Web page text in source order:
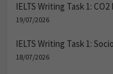
IELTS Writing Task 1:
19/07/2026
IELTS Writing Task 1:
18/07/2026